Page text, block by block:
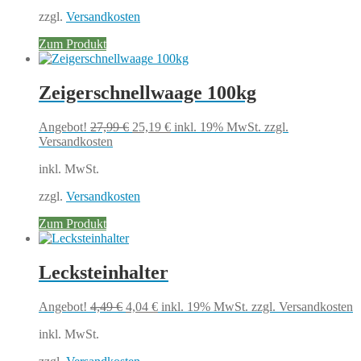
zzgl. Versandkosten
Zum Produkt
Zeigerschnellwaage 100kg
Angebot! 27,99€ Ursprünglicher
25,19 €Aktueller
inkl. 19% MwSt. zzgl.
Versandkosten
inkl. MwSt.
zzgl. Versandkosten
Zum Produkt
Lecksteinhalter
Angebot! 4,49€ Ursprünglicher
4,04 €Aktueller
inkl. 19% MwSt. zzgl. Versandkosten
inkl. MwSt.